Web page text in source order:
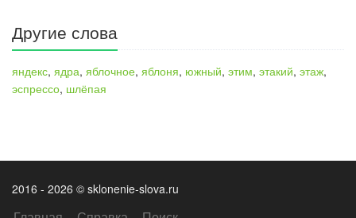
Другие слова
яндекс, ядра, яблочное, яблоня, южный, этим, этакий, этаж,
эспрессо, шлёпая
2016 - 2026 © sklonenie-slova.ru